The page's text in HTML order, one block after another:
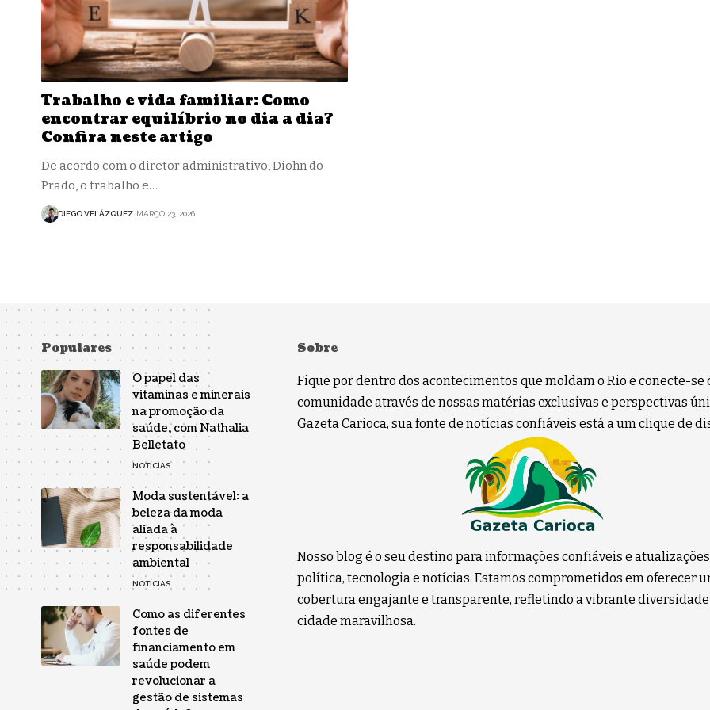
Trabalho e vida familiar: Como
encontrar equilíbrio no dia a dia?
Confira neste artigo
De acordo com o diretor administrativo, Diohn do
Prado, o trabalho e…
DIEGO VELÁZQUEZ MARÇO 23, 2026
Populares
O papel das
vitaminas e minerais
na promoção da
saúde, com Nathalia
Belletato
NOTÍCIAS
Moda sustentável: a
beleza da moda
aliada à
responsabilidade
ambiental
NOTÍCIAS
Como as diferentes
fontes de
financiamento em
saúde podem
revolucionar a
gestão de sistemas
Sobre
Fique por dentro dos acontecimentos que moldam o Rio e conecte-se
comunidade através de nossas matérias exclusivas e perspectivas
Gazeta Carioca, sua fonte de notícias confiáveis está a um clique de
Nosso blog é o seu destino para informações confiáveis e
política, tecnologia e notícias. Estamos comprometidos em oferecer
cobertura engajante e transparente, refletindo a vibrante diversidade
cidade maravilhosa.